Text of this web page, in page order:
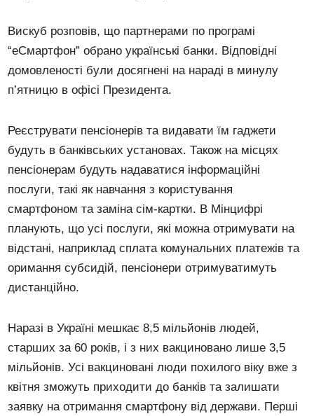
Вискуб розповів, що партнерами по програмі
“еСмартфон” обрано українські банки. Відповідні
домовленості були досягнені на нараді в минулу
п’ятницю в офісі Президента.
Реєструвати пенсіонерів та видавати їм гаджети
будуть в банківських установах. Також на місцях
пенсіонерам будуть надаватися інформаційні
послуги, такі як навчання з користування
смартфоном та заміна сім-картки. В Мінцифрі
планують, що усі послуги, які можна отримувати на
відстані, наприклад сплата комунальних платежів та
оримання субсидій, пенсіонери отримуватимуть
дистанційно.
Наразі в Україні мешкає 8,5 мільйонів людей,
старших за 60 років, і з них вакциновано лише 3,5
мільйонів. Усі вакциновані люди похилого віку вже з
квітня зможуть приходити до банків та залишати
заявку на отримання смартфону від держави. Перші